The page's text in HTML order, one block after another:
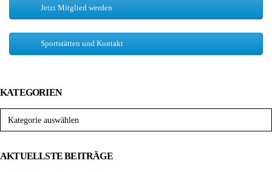
Jetzt Mitglied werden
Sportstätten und Kontakt
KATEGORIEN
AKTUELLSTE BEITRÄGE